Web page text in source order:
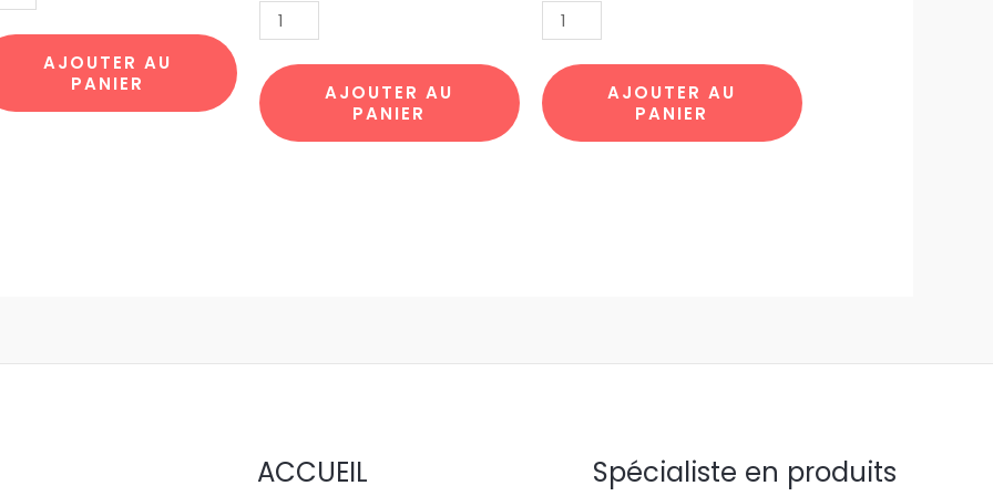
AJOUTER AU
PANIER
JOCONDE
par
10pcs
AJOUTER AU
PANIER
CHAT
TOTE15
par
10pcs
AJOUTER AU
PANIER
ACCUEIL
Spécialiste en produits